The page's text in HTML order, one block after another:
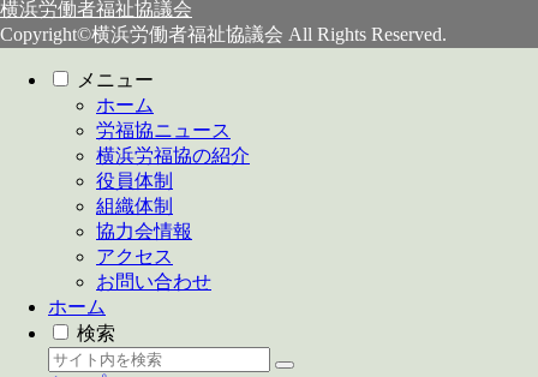
横浜労働者福祉協議会
Copyright©横浜労働者福祉協議会 All Rights Reserved.
メニュー
ホーム
労福協ニュース
横浜労福協の紹介
役員体制
組織体制
協力会情報
アクセス
お問い合わせ
ホーム
検索